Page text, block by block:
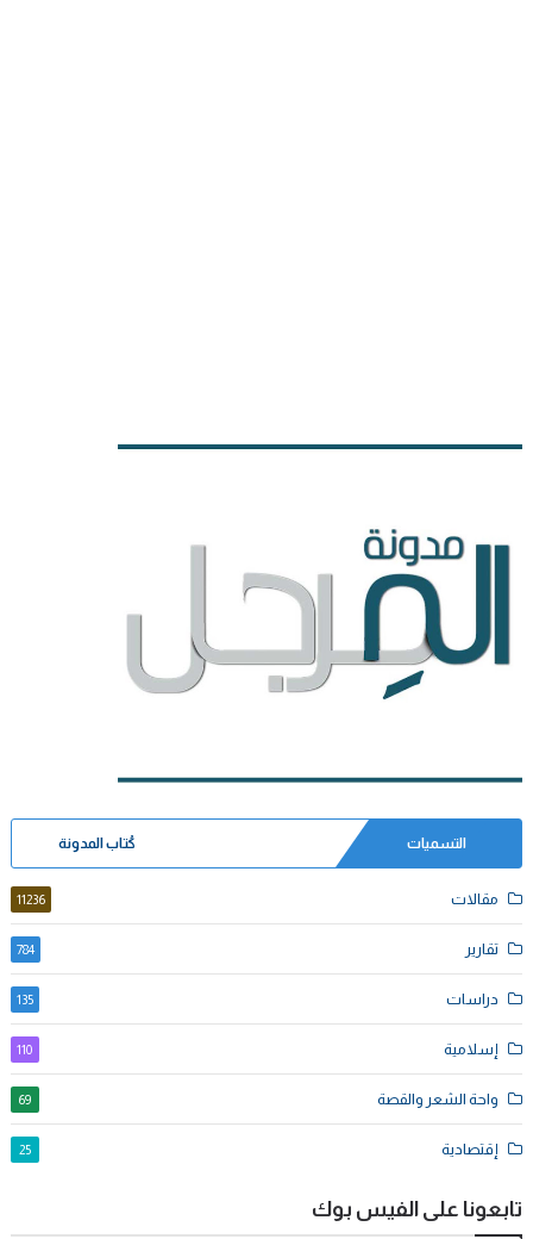
التسميات كُتاب المدونة
مقالات 11236
تقارير 784
دراسات 135
إسلامية 110
واحة الشعر والقصة 69
إقتصادية 25
تابعونا على الفيس بوك